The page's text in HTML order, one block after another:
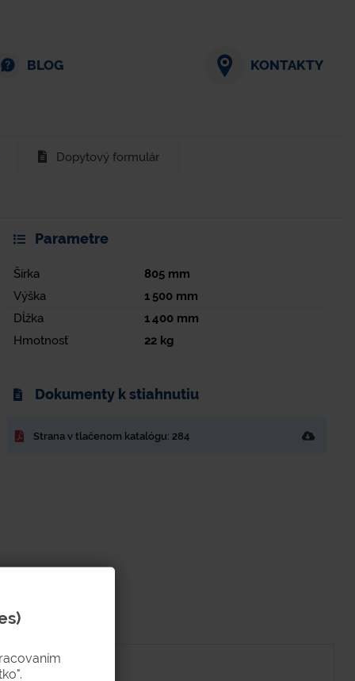
BLOG KONTAKTY
Dopytový formulár
Parametre
Šírka 805 mm
Výška
1 500 mm
Dĺžka
1 400 mm
Hmotnosť
22 kg
Dokumenty k stiahnutiu
Strana v tlačenom katalógu: 284